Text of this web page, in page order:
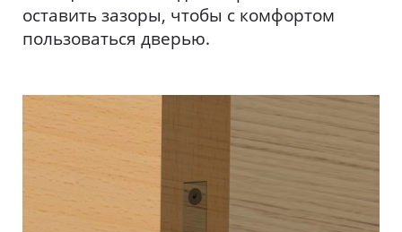
оставить зазоры, чтобы с комфортом
пользоваться дверью.